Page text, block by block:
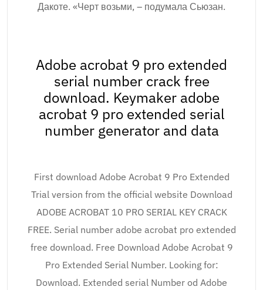
Дакоте. «Черт возьми, – подумала Сьюзан.
Adobe acrobat 9 pro extended
serial number crack free
download. Keymaker adobe
acrobat 9 pro extended serial
number generator and data
First download Adobe Acrobat 9 Pro Extended
Trial version from the official website Download
ADOBE ACROBAT 10 PRO SERIAL KEY CRACK
FREE. Serial number adobe acrobat pro extended
free download. Free Download Adobe Acrobat 9
Pro Extended Serial Number. Looking for:
Download. Extended serial Number od Adobe